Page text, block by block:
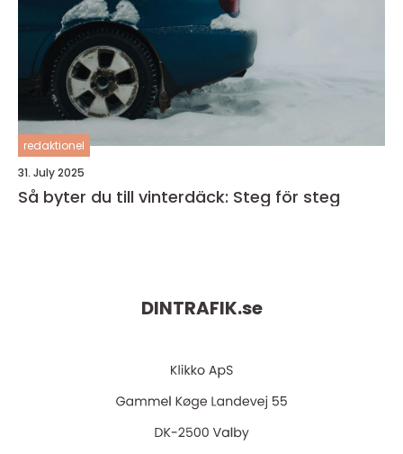
redaktionel
31. July 2025
Så byter du till vinterdäck: Steg för steg
DINTRAFIK.se